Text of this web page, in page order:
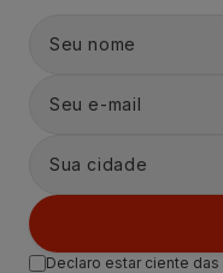
Declaro estar ciente das